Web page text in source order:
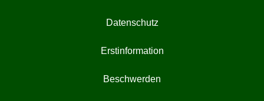
Datenschutz
Erstinformation
Beschwerden